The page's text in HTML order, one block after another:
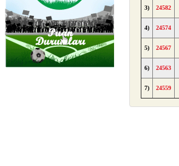
3) 24582
4) 24574
5) 24567
6) 24563
7) 24559